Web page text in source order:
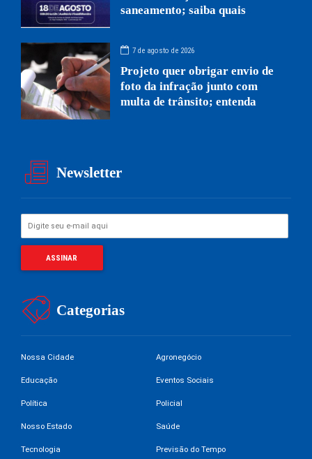
saneamento; saiba quais
7 de agosto de 2026
Projeto quer obrigar envio de
foto da infração junto com
multa de trânsito; entenda
Newsletter
Categorias
Nossa Cidade Agronegócio
Educação Eventos Sociais
Política Policial
Nosso Estado Saúde
Tecnologia Previsão do Tempo